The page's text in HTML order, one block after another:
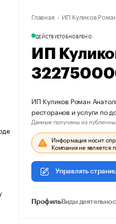
Главная ИП Куликов
ДЕЙСТВУЕТОБНОВЛЕНО
ИП
ИП Куликов Роман
ресторанов и услуги по
Данные получены из
Информация носит
Компания не является
Управлять
ПрофильВиды